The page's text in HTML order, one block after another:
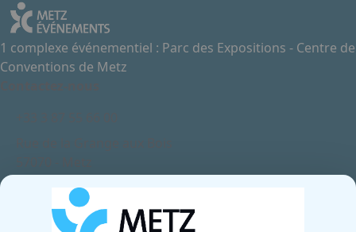
1 complexe événementiel : Parc des Expositions - Centre de
Conventions de Metz
Newsletter